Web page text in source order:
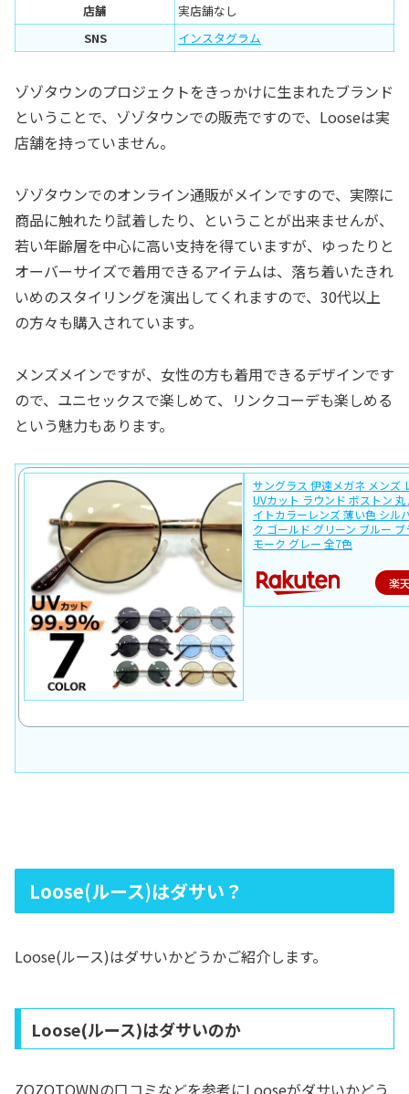
店舗
実店舗なし
SNS
インスタグラム
ゾゾタウンのプロジェクトをきっかけに生まれたブランド
ということで、ゾゾタウンでの販売ですので、Looseは実
店舗を持っていません。
ゾゾタウンでのオンライン通販がメインですので、実際に
商品に触れたり試着したり、ということが出来ませんが、
若い年齢層を中心に高い支持を得ていますが、ゆったりと
オーバーサイズで着用できるアイテムは、落ち着いたきれ
いめのスタイリングを演出してくれますので、30代以上
の方々も購入されています。
メンズメインですが、女性の方も着用できるデザインです
ので、ユニセックスで楽しめて、リンクコーデも楽しめる
という魅力もあります。
サングラス 伊達メガネ メンズ
UVカット ラウンド ボストン
イトカラーレンズ 薄い色 シル
ク ゴールド グリーン ブルー
モーク グレー 全7色
楽
Loose(ルース)はダサい？
Loose(ルース)はダサいかどうかご紹介します。
Loose(ルース)はダサいのか
ZOZOTOWNの口コミなどを参考にLooseがダサいかどう